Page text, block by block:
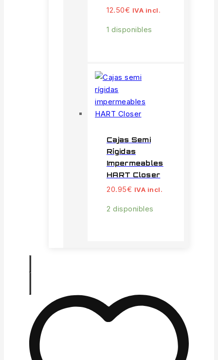
12.50€ IVA incl.
1 disponibles
Cajas Semi
Rígidas
Impermeables
HART Closer
20.95€ IVA incl.
2 disponibles